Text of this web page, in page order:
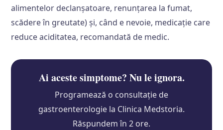
alimentelor declanșatoare, renunțarea la fumat,
scădere în greutate) și, când e nevoie, medicație care
reduce aciditatea, recomandată de medic.
Ai aceste simptome? Nu le ignora.
Programează o consultație de
gastroenterologie la Clinica Medstoria.
Răspundem în 2 ore.